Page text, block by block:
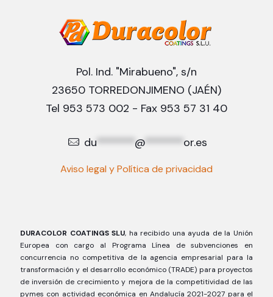
Pol. Ind. "Mirabueno", s/n
23650 TORREDONJIMENO (JAÉN)
Tel 953 573 002 - Fax 953 57 31 40
du*******@*******or.es
Aviso legal y Política de privacidad
DURACOLOR COATINGS SLU, ha recibido una ayuda de la Unión
Europea con cargo al Programa Línea de subvenciones en
concurrencia no competitiva de la agencia empresarial para la
transformación y el desarrollo económico (TRADE) para proyectos
de inversión de crecimiento y mejora de la competitividad de las
pymes con actividad económica en Andalucía 2021-2027 para el